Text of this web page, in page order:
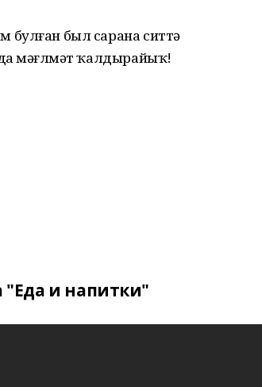
был сарана ситтә
мәғлүмәт ҡалдырайыҡ!
"Еда и напитки"